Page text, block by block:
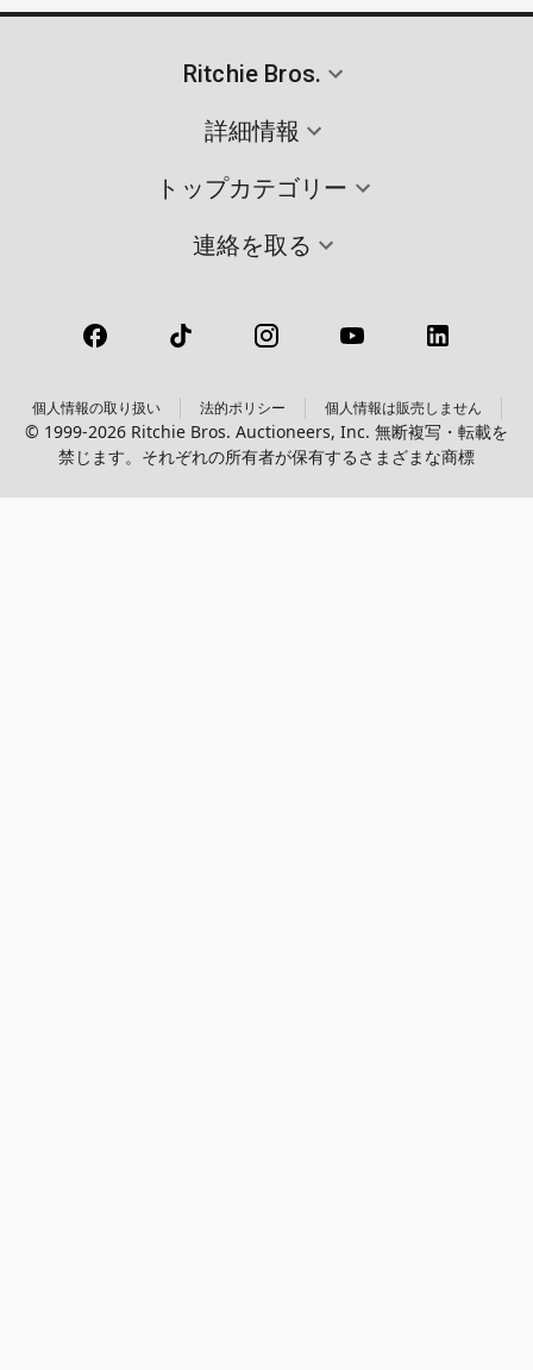
Ritchie Bros.
詳細情報
トップカテゴリー
連絡を取る
個人情報の取り扱い 法的ポリシー 個人情報は販売しません
© 1999-2026 Ritchie Bros. Auctioneers, Inc. 無断複写・転載を
禁じます。それぞれの所有者が保有するさまざまな商標